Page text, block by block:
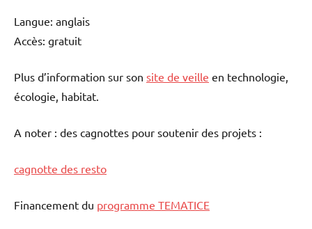
Langue: anglais
Accès: gratuit
Plus d’information sur son site de veille en technologie,
écologie, habitat.
A noter : des cagnottes pour soutenir des projets :
cagnotte des resto
Financement du programme TEMATICE